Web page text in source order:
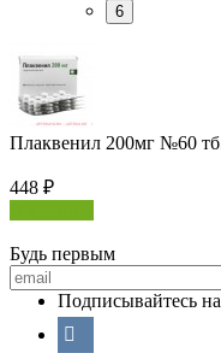
6
Плаквенил 200мг №60
448 ₽
Будь первым
Подписывайтесь